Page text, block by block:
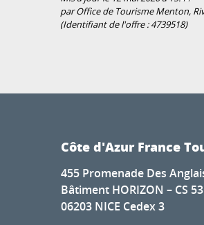
par Office de Tourisme Menton,
(Identifiant de l'offre :4739518)
Côte d'Azur France
455 Promenade Des
Bâtiment HORIZON – CS
06203 NICE Cedex 3